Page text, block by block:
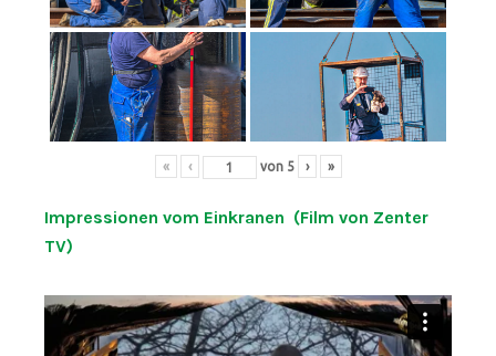
« ‹ von 5 › »
Impressionen vom Einkranen (Film von Zenter
TV)